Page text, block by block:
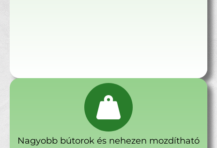
Nagyobb bútorok és nehezen mozdítható